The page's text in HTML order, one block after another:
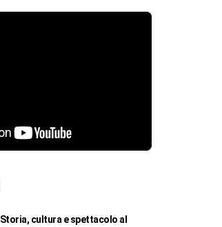
Storia, cultura e spettacolo al